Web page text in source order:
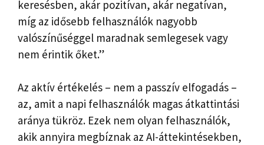
keresésben, akár pozitívan, akár negatívan,
míg az idősebb felhasználók nagyobb
valószínűséggel maradnak semlegesek vagy
nem érintik őket.”
Az aktív értékelés – nem a passzív elfogadás –
az, amit a napi felhasználók magas átkattintási
aránya tükröz. Ezek nem olyan felhasználók,
akik annyira megbíznak az AI-áttekintésekben,